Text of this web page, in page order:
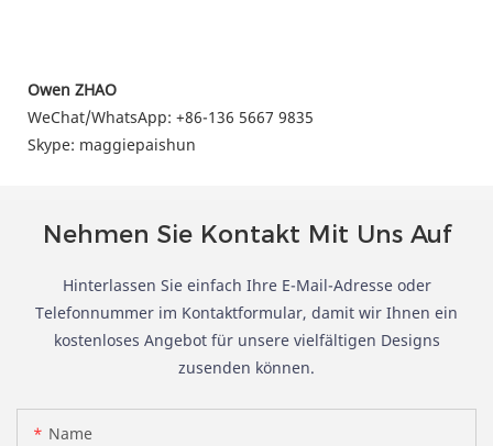
Owen ZHAO
WeChat/WhatsApp: +86-136 5667 9835
Skype: maggiepaishun
Nehmen Sie Kontakt Mit Uns Auf
Hinterlassen Sie einfach Ihre E-Mail-Adresse oder
Telefonnummer im Kontaktformular, damit wir Ihnen ein
kostenloses Angebot für unsere vielfältigen Designs
zusenden können.
Name